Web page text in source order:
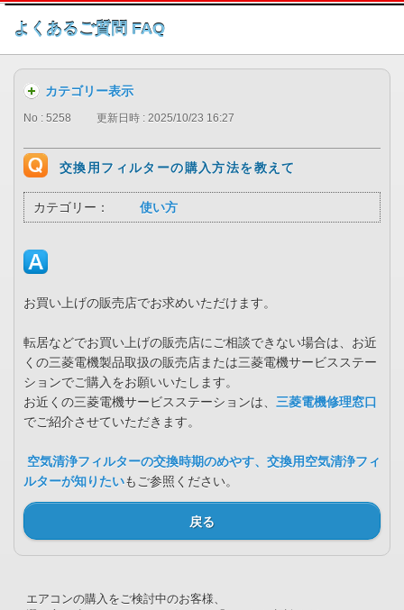
このページの本文へ
よくあるご質問 FAQ
カテゴリー表示
No : 5258 更新日時 : 2025/10/23 16:27
交換用フィルターの購入方法を教えて
カテゴリー： 使い方
お買い上げの販売店でお求めいただけます。
転居などでお買い上げの販売店にご相談できない場合は、お近
くの三菱電機製品取扱の販売店または三菱電機サービスステー
ションでご購入をお願いいたします。
お近くの三菱電機サービスステーションは、 三菱電機修理窓口
でご紹介させていただきます。
空気清浄フィルターの交換時期のめやす、交換用空気清浄フィ
ルターが知りたいもご参照ください。
戻る
エアコンの購入をご検討中のお客様、